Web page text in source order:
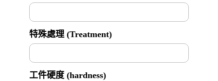
特殊處理 (Treatment)
工件硬度 (hardness)